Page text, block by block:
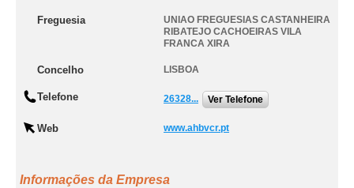
Freguesia
UNIAO FREGUESIAS CASTANHEIRA
RIBATEJO CACHOEIRAS VILA
FRANCA XIRA
Concelho LISBOA
Telefone 26328... Ver Telefone
Web www.ahbvcr.pt
Informações da Empresa